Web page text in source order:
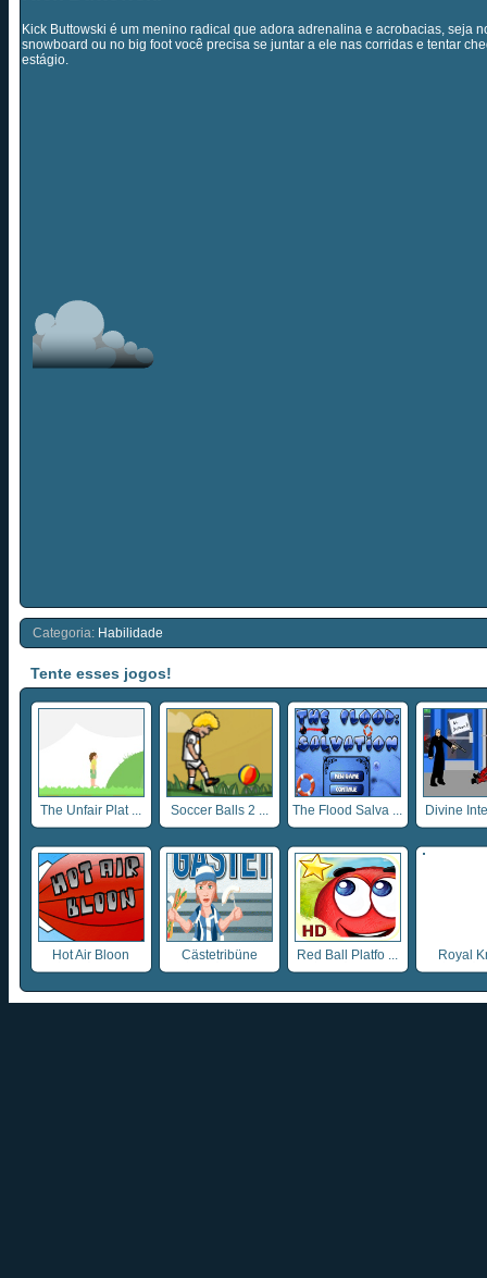
Kick Buttowski é um menino radical que adora adrenalina e acrobacias, seja
snowboard ou no big foot você precisa se juntar a ele nas corridas e tentar
estágio.
Categoria: Habilidade
Tente esses jogos!
The Unfair Plat ... Soccer Balls 2 ... The Flood Salva ... Divine
Hot Air Bloon Cästetribüne Red Ball Platfo ... Royal